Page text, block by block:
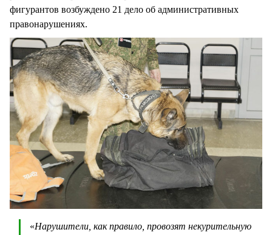
фигурантов возбуждено 21 дело об административных
правонарушениях.
«Нарушители, как правило, провозят некурительную